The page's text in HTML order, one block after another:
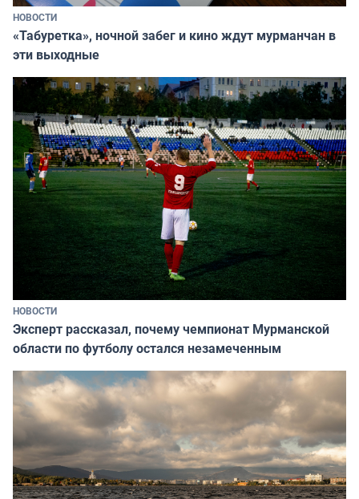
НОВОСТИ
«Табуретка», ночной забег и кино ждут мурманчан в
эти выходные
НОВОСТИ
Эксперт рассказал, почему чемпионат Мурманской
области по футболу остался незамеченным